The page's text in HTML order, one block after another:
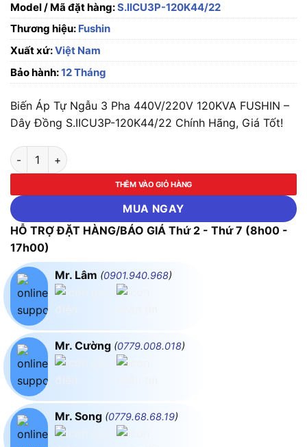
Model / Mã đặt hàng:S.IICU3P-120K44/22
Thương hiệu: Fushin
Xuất xứ:Việt Nam
Bảo hành:12 Tháng
Biến Áp Tự Ngẫu 3 Pha 440V/220V 120KVA FUSHIN –
Dây Đồng S.IICU3P-120K44/22 Chính Hãng, Giá Tốt!
Biến Áp Tự Ngẫu 3 Pha 440V/220V 120KVA FUSHIN - Dây
THÊM VÀO GIỎ HÀNG
MUA NGAY
HỖ TRỢ ĐẶT HÀNG/BÁO GIÁ Thứ 2 - Thứ 7 (8h00 -
17h00)
Mr. Lâm (0901.940.968)
Mr. Cường (0779.008.018)
Mr. Song (0779.68.68.19)